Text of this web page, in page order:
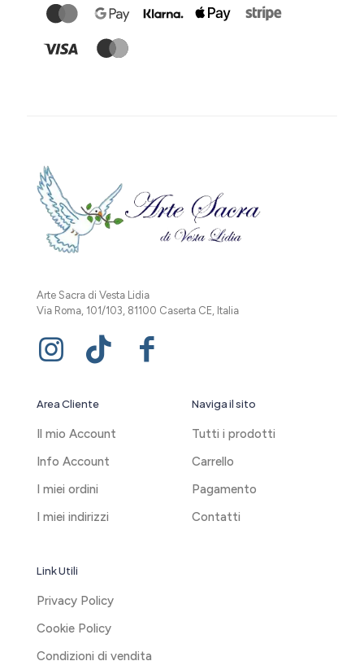
Arte Sacra di Vesta Lidia
Via Roma, 101/103, 81100 Caserta CE, Italia
Area Cliente
Il mio Account
Info Account
I miei ordini
I miei indirizzi
Naviga il sito
Tutti i prodotti
Carrello
Pagamento
Contatti
Link Utili
Privacy Policy
Cookie Policy
Condizioni di vendita